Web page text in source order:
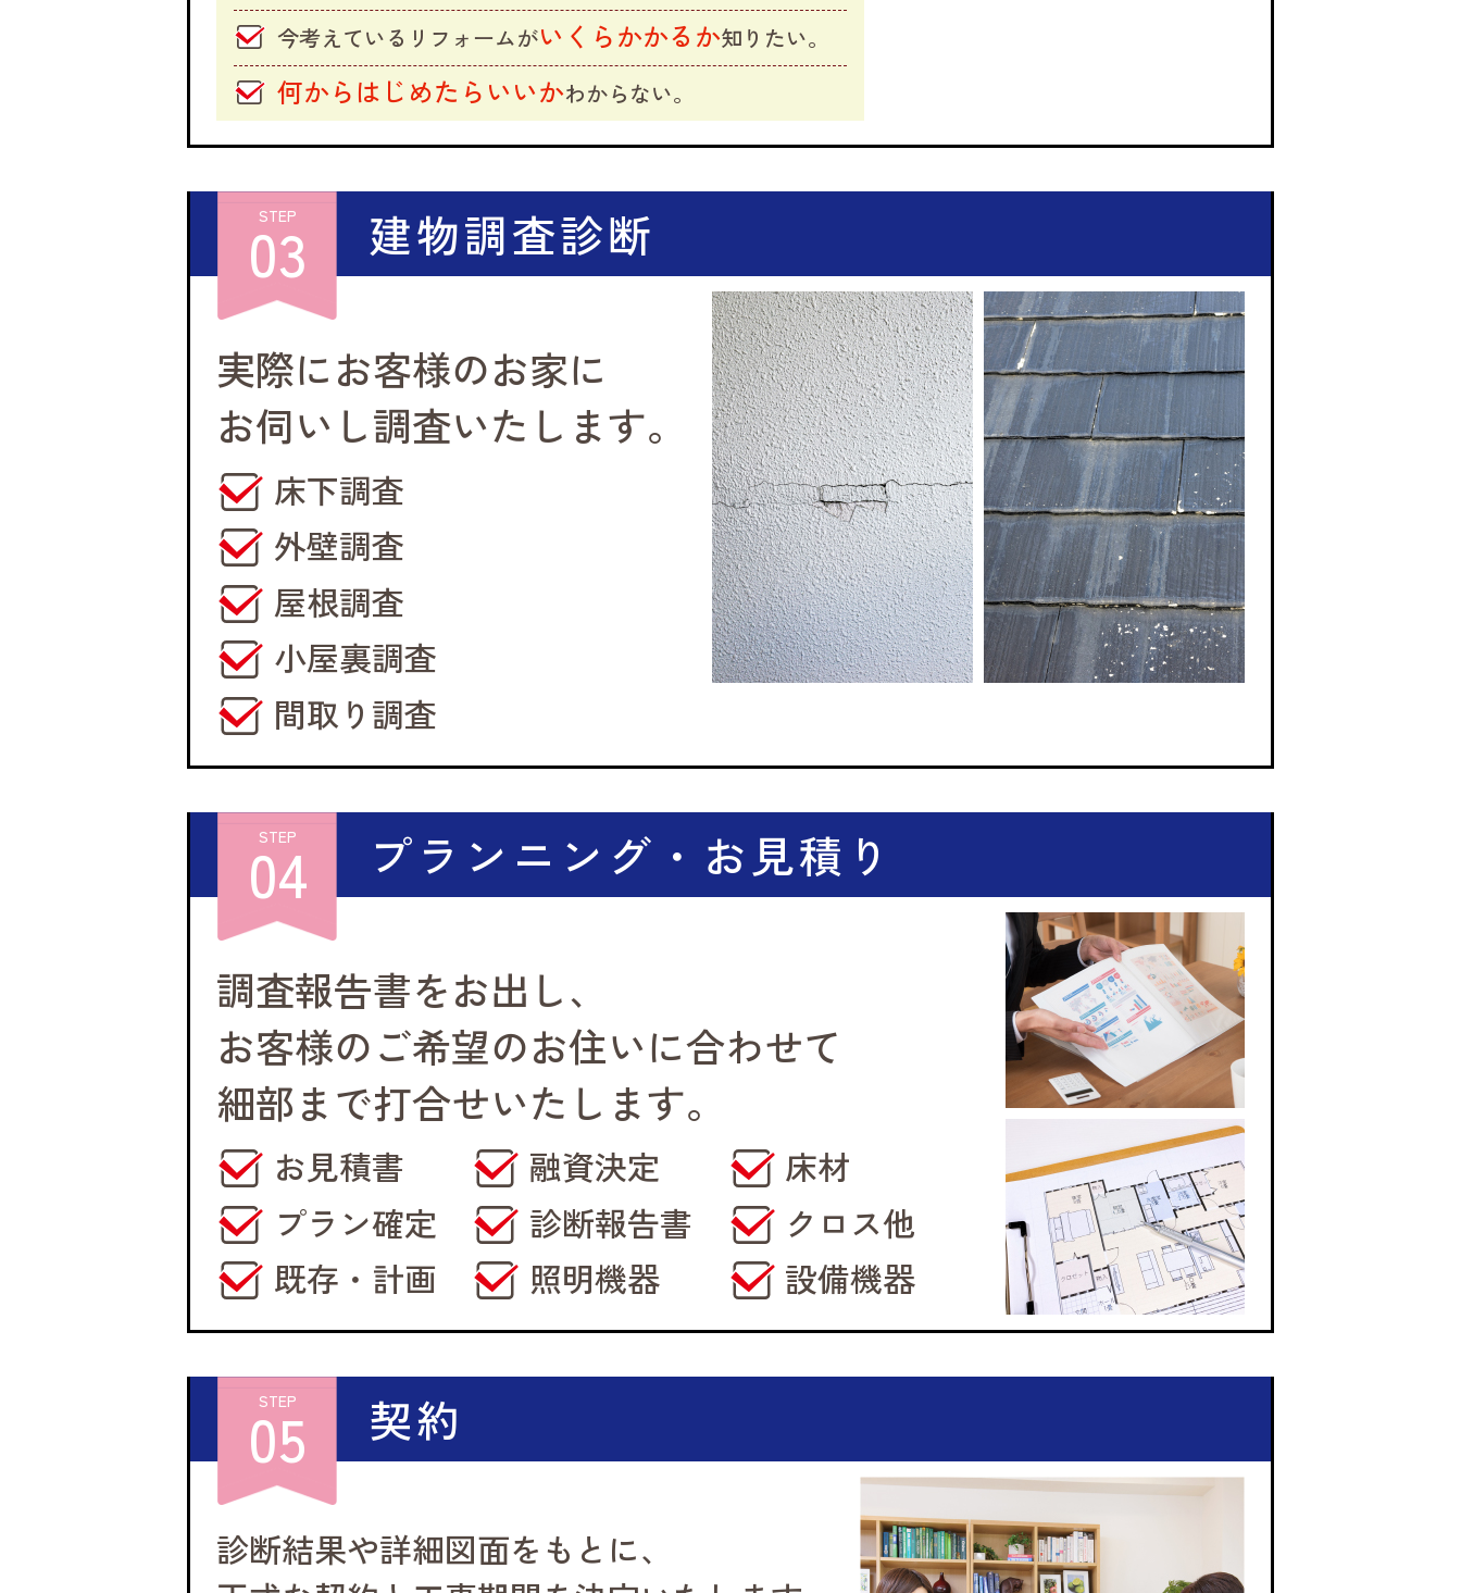
今考えているリフォームがいくらかかるか知りたい。
何からはじめたらいいかわからない。
STEP
03 建物調査診断
実際にお客様のお家に
お伺いし調査いたします。
床下調査
外壁調査
屋根調査
小屋裏調査
間取り調査
STEP
04 プランニング・お見積り
調査報告書をお出し、
お客様のご希望のお住いに合わせて
細部まで打合せいたします。
お見積書 融資決定
床材
プラン確定
診断報告書
クロス他
既存・計画
照明機器 設備機器
STEP
05 契約
診断結果や詳細図面をもとに、